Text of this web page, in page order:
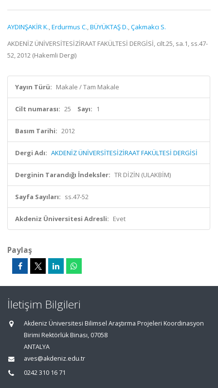
AYDINŞAKİR K.,Erdurmus C.,BÜYÜKTAŞ D.,Çakmakcı S.
AKDENİZ ÜNİVERSİTESİZİRAAT FAKÜLTESİ DERGİSİ, cilt.25, sa.1, ss.47-
52, 2012 (Hakemli Dergi)
Yayın Türü: Makale / Tam Makale
Cilt numarası: 25 Sayı: 1
Basım Tarihi: 2012
Dergi Adı: AKDENİZ ÜNİVERSİTESİZİRAAT FAKÜLTESİ DERGİSİ
Derginin Tarandığı İndeksler: TR DİZİN (ULAKBİM)
Sayfa Sayıları: ss.47-52
Akdeniz Üniversitesi Adresli: Evet
Paylaş
İletişim Bilgileri
Akdeniz Üniversitesi Bilimsel Araştırma Projeleri Koordinasyon
Birimi Rektörlük Binası, 07058
ANTALYA
aves@akdeniz.edu.tr
0242 310 16 71